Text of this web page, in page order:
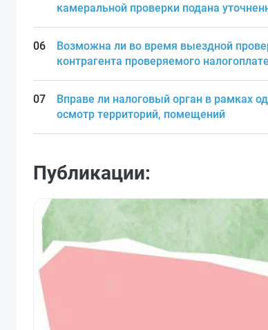
камеральной проверки подана
Возможна ли во время выездной
контрагента проверяемого
Вправе ли налоговый орган в рамках
осмотр территорий, помещений
Публикации: